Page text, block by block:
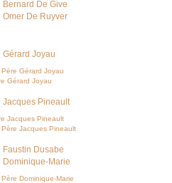
Bernard De Give
Omer De Ruyver
Gérard Joyau
Gérard Joyau
Gérard Joyau
Jacques Pineault
Jacques Pineault
Père Jacques Pineault
Faustin Dusabe
Dominique-Marie
Dominique-Marie